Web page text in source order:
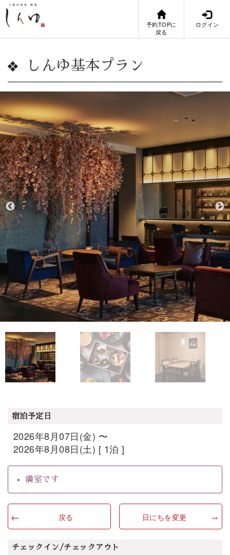
予約TOPに
戻る
ログイン
しんゆ基本プラン
宿泊予定日
2026年8月07日(金) 〜
2026年8月08日(土) [ 1泊 ]
満室です
戻る 日にちを変更
チェックイン/チェックアウト